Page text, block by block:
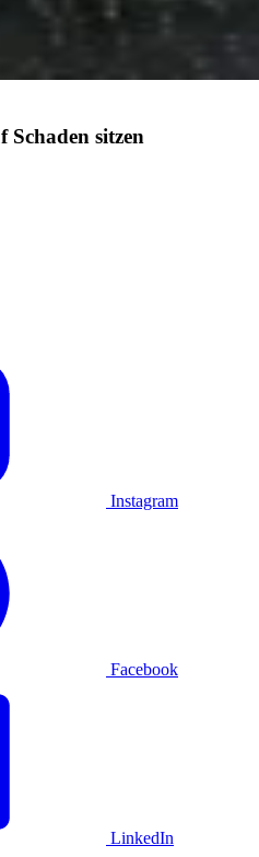
Schaden sitzen
Instagram
Facebook
LinkedIn